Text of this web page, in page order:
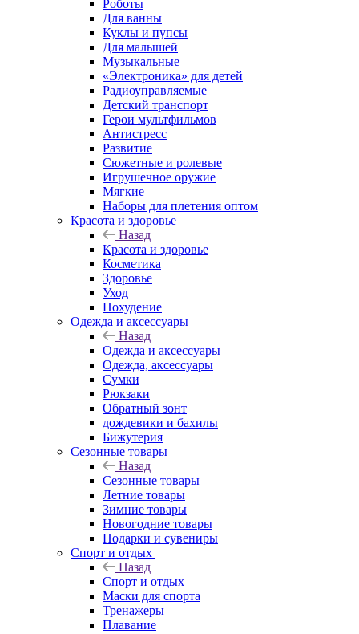
Роботы
Для ванны
Куклы и пупсы
Для малышей
Музыкальные
«Электроника» для детей
Радиоуправляемые
Детский транспорт
Герои мультфильмов
Антистресс
Развитие
Сюжетные и ролевые
Игрушечное оружие
Мягкие
Наборы для плетения оптом
Красота и здоровье
Назад
Красота и здоровье
Косметика
Здоровье
Уход
Похудение
Одежда и аксессуары
Назад
Одежда и аксессуары
Одежда, аксессуары
Сумки
Рюкзаки
Обратный зонт
дождевики и бахилы
Бижутерия
Сезонные товары
Назад
Сезонные товары
Летние товары
Зимние товары
Новогодние товары
Подарки и сувениры
Спорт и отдых
Назад
Спорт и отдых
Маски для спорта
Тренажеры
Плавание